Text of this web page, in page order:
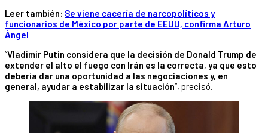
Leer también: Se viene cacería de narcopolíticos y
funcionarios de México por parte de EEUU, confirma Arturo
Ángel
“Vladimir Putin considera que la decisión de Donald Trump de
extender el alto el fuego con Irán es la correcta, ya que esto
debería dar una oportunidad a las negociaciones y, en
general, ayudar a estabilizar la situación”, precisó.